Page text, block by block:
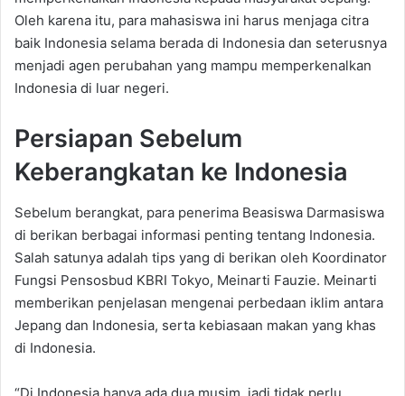
Oleh karena itu, para mahasiswa ini harus menjaga citra
baik Indonesia selama berada di Indonesia dan seterusnya
menjadi agen perubahan yang mampu memperkenalkan
Indonesia di luar negeri.
Persiapan Sebelum
Keberangkatan ke Indonesia
Sebelum berangkat, para penerima Beasiswa Darmasiswa
di berikan berbagai informasi penting tentang Indonesia.
Salah satunya adalah tips yang di berikan oleh Koordinator
Fungsi Pensosbud KBRI Tokyo, Meinarti Fauzie. Meinarti
memberikan penjelasan mengenai perbedaan iklim antara
Jepang dan Indonesia, serta kebiasaan makan yang khas
di Indonesia.
“Di Indonesia hanya ada dua musim, jadi tidak perlu